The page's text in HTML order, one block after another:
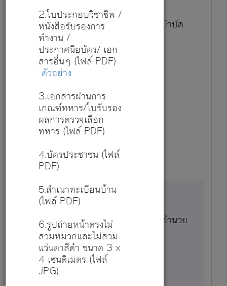
นักกายภาพบำบัด - หน่วยกายภาพบำบัด
สมัครตำแหน่งนี้
รายละเอียด
19,500
27 ก.ค. 69 - 7 ส.ค. 69
หัวหน้างานและหัวหน้าหน่วย - ฝ่ายอำนวย
การการศึกษา
รายละเอียด
2.ใบประกอบวิชาชีพ /
หนังสือรับรองการ
ทำงาน /
ประกาศนียบัตร/ เอก
สารอื่นๆ (ไฟล์ PDF)
ตัวอย่าง
3.เอกสารผ่านการ
เกณฑ์ทหาร/ใบรับรอง
ผลการตรวจเลือก
ทหาร (ไฟล์ PDF)
4.บัตรประชาชน (ไฟล์
PDF)
5.สำเนาทะเบียนบ้าน
(ไฟล์ PDF)
6.รูปถ่ายหน้าตรงไม่
สวมหมวกและไม่สวม
แว่นตาสีดำ ขนาด 3 x
4 เซนติเมตร (ไฟล์
JPG)